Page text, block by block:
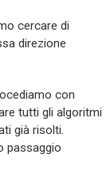
cercare di
direzione
con
tutti gli algoritmi
già risolti.
passaggio